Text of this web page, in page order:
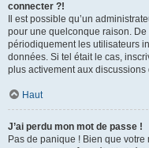
connecter ?!
Il est possible qu’un
pour une quelconque raison.
périodiquement les utilisateurs
données. Si tel était le cas,
plus activement aux discussions
Haut
J’ai perdu mon mot de passe !
Pas de panique ! Bien que